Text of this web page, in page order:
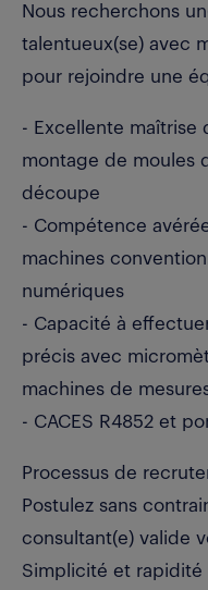
Nous recherchons
talentueux(se) avec
pour rejoindre une
- Excellente maîtrise
montage de moules
découpe
- Compétence
machines
numériques
- Capacité à
précis avec
machines de
- CACES R4852 et
Processus de
Postulez sans
consultant(e) valide
Simplicité et